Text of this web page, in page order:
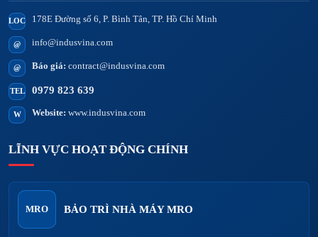
LOC 178E Đường số 6, P. Bình Tân, TP. Hồ Chí Minh
@ info@indusvina.com
@ Báo giá: contract@indusvina.com
TEL 0979 823 639
W Website: www.indusvina.com
LĨNH VỰC HOẠT ĐỘNG CHÍNH
MRO BẢO TRÌ NHÀ MÁY MRO